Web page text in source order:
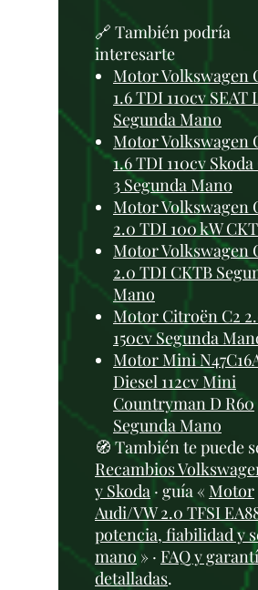
🔗 También podría
interesarte
Motor Volkswagen
1.6 TDI 110cv SEAT
Segunda Mano
Motor Volkswagen
1.6 TDI 110cv
3 Segunda Mano
Motor Volkswagen
2.0 TDI 100 kW CKT
Motor Volkswagen
2.0 TDI CKTB
Mano
Motor Citroën C2
150cv Segunda
Motor Mini
Diesel 112cv Mini
Countryman D R60
Segunda Mano
🧭 También te puede
Recambios
y Skoda · guía « Motor
Audi/VW 2.0 TFSI
potencia, fiabilidad y
mano» · FAQ y
detalladas.